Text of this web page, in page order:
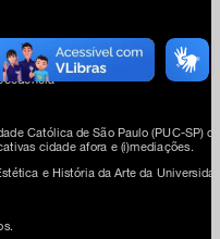
Católica de São Paulo (PUC-SP)
cidade afora e (i)mediações.
e História da Arte da